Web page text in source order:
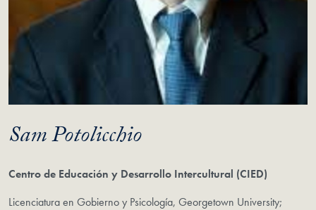
Sam Potolicchio
Centro de Educación y Desarrollo Intercultural (CIED)
Licenciatura en Gobierno y Psicología, Georgetown University;